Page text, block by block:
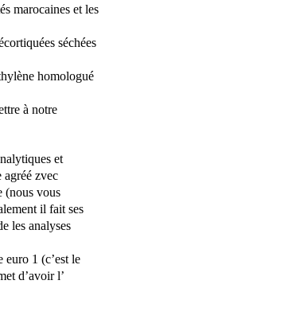
marocaines et les
séchées
homologué
à notre
et
agréé zvec
(nous vous
il fait ses
les analyses
1 (c’est le
d’avoir l’